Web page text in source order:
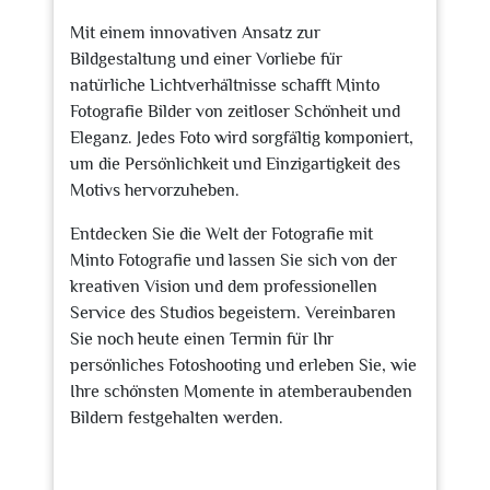
Mit einem innovativen Ansatz zur
Bildgestaltung und einer Vorliebe für
natürliche Lichtverhältnisse schafft Minto
Fotografie Bilder von zeitloser Schönheit und
Eleganz. Jedes Foto wird sorgfältig komponiert,
um die Persönlichkeit und Einzigartigkeit des
Motivs hervorzuheben.
Entdecken Sie die Welt der Fotografie mit
Minto Fotografie und lassen Sie sich von der
kreativen Vision und dem professionellen
Service des Studios begeistern. Vereinbaren
Sie noch heute einen Termin für Ihr
persönliches Fotoshooting und erleben Sie, wie
Ihre schönsten Momente in atemberaubenden
Bildern festgehalten werden.